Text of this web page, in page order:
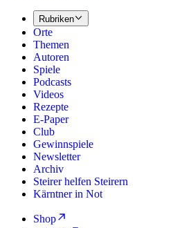
Rubriken
Orte
Themen
Autoren
Spiele
Podcasts
Videos
Rezepte
E-Paper
Club
Gewinnspiele
Newsletter
Archiv
Steirer helfen Steirern
Kärntner in Not
Shop